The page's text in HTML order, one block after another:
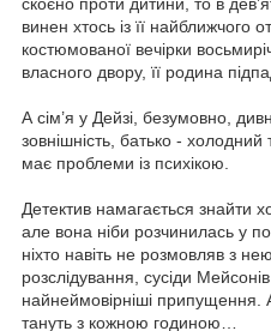
винен хтось із її найближчого
костюмованої вечірки
власного двору, її родина
А сім’я у Дейзі, безумовно,
зовнішність, батько -
має проблеми із психікою.
Детектив намагається знайти
але вона ніби розчинилась у
ніхто навіть не розмовляв з
розслідування, сусіди
найнеймовірніші
тануть з кожною годиною…